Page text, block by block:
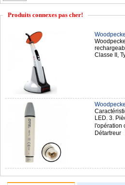
Produits connexes pas cher!
Classe II,
LED. 3.
l'opération
Détartreur